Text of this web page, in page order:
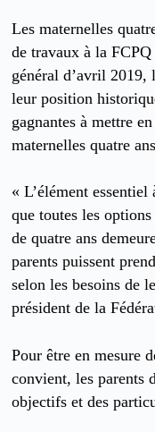
Les maternelles
de travaux à la
général d’avril 2019,
leur position
gagnantes à mettre
maternelles quatre
« L’élément
que toutes les
de quatre ans
parents puissent
selon les besoins de
président de la
Pour être en mesure
convient, les parents
objectifs et des